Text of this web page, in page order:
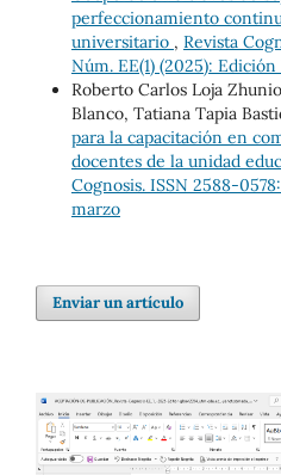
perfeccionamiento
universitario , Revista
Núm. EE(1) (2025):
Roberto Carlos Loja
Blanco, Tatiana Tapia
para la capacitación en
docentes de la unidad
Cognosis. ISSN 2588-
marzo
Enviar un artículo